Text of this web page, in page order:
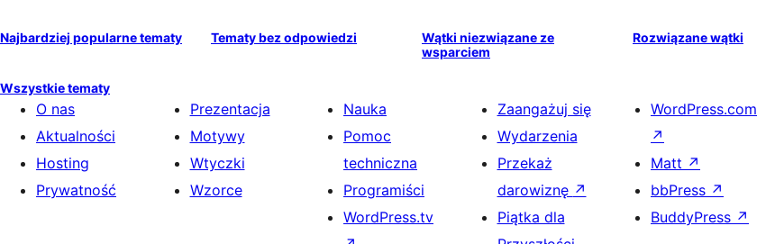
Najbardziej popularne tematy Tematy bez odpowiedzi
Wątki niezwiązane ze
wsparciem
Rozwiązane wątki
Wszystkie tematy
O nas
Aktualności
Hosting
Prywatność
Prezentacja
Motywy
Wtyczki
Wzorce
Nauka
Pomoc
techniczna
Programiści
WordPress.tv
Zaangażuj się
Wydarzenia
Przekaż
darowiznę ↗
Piątka dla
WordPress.com
↗
Matt ↗
bbPress ↗
BuddyPress ↗